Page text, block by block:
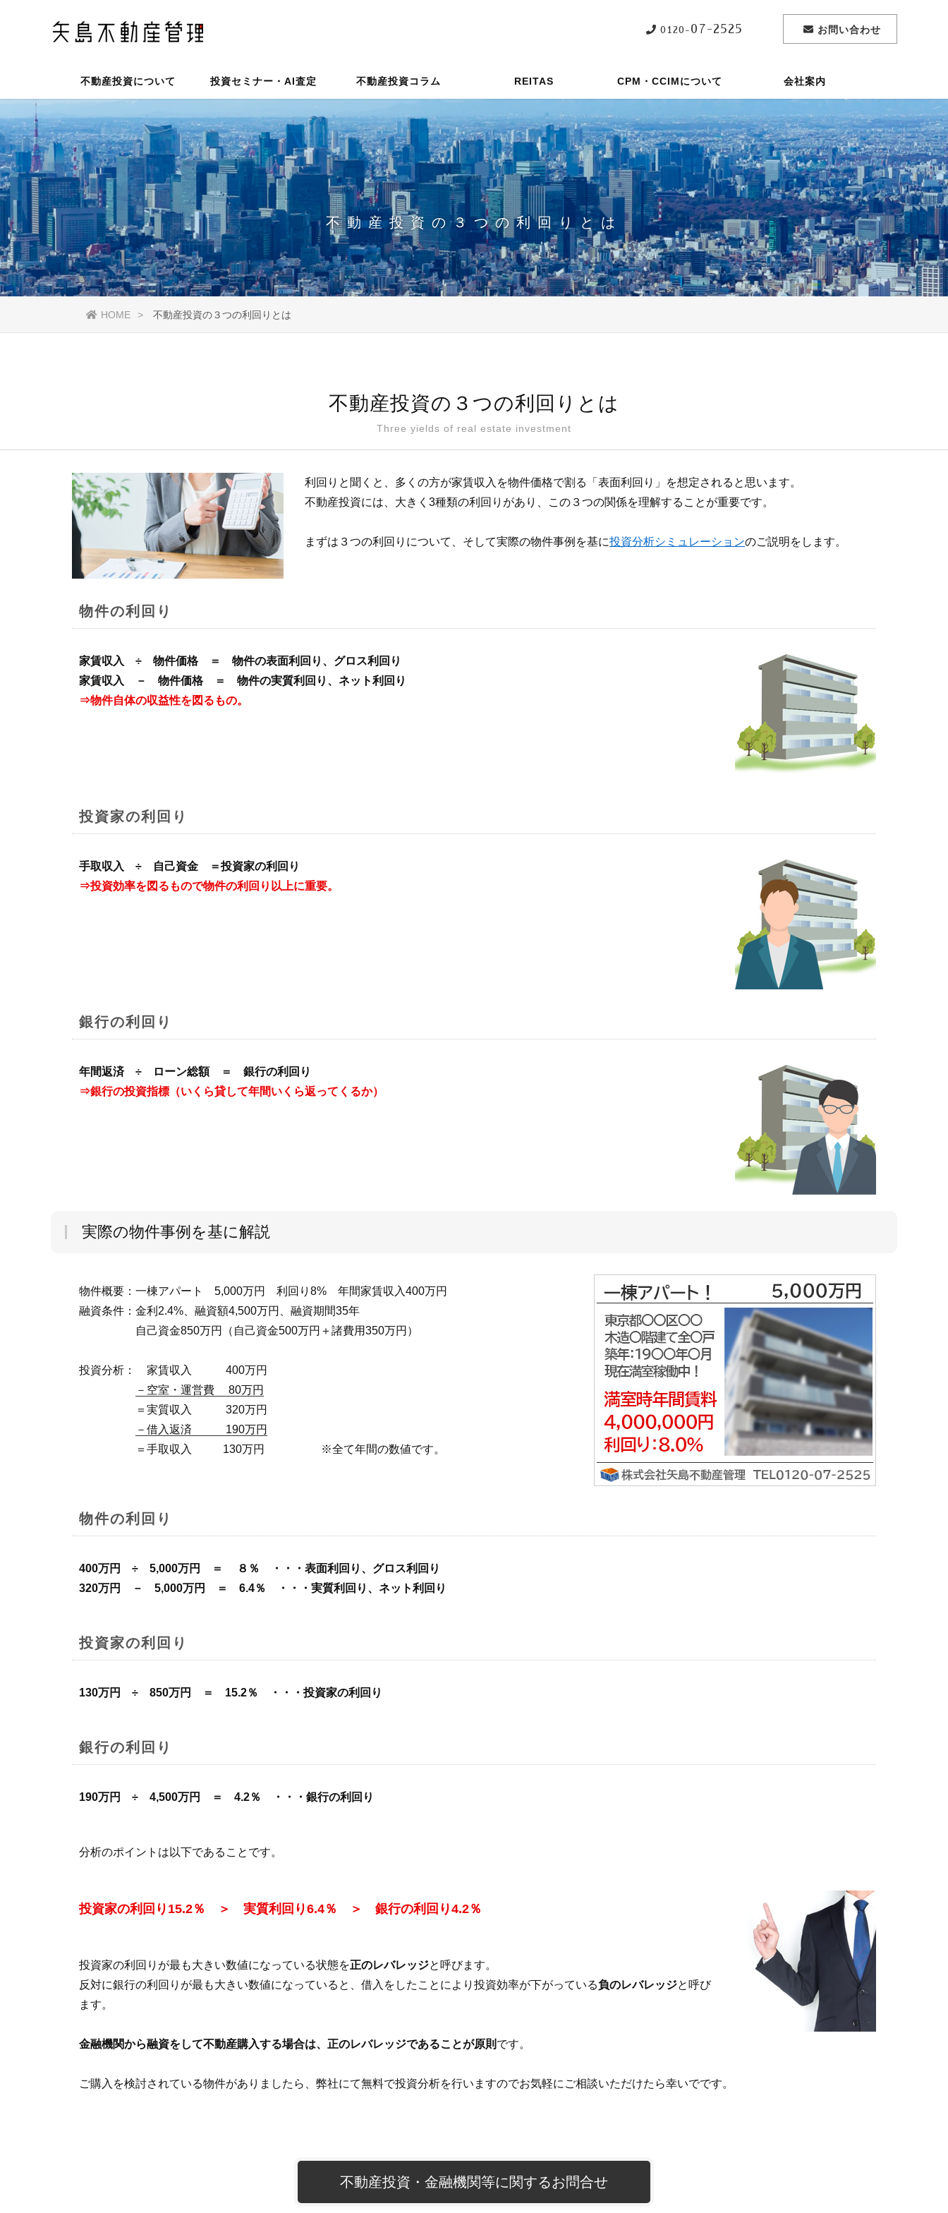
お問い合わせ
0120- 07-2525
不動産投資について 投資セミナー・AI査定 不動産投資コラム REITAS CPM・CCIMについて 会社案内
不動産投資の３つの利回りとは
HOME 不動産投資の３つの利回りとは
不動産投資の３つの利回りとは
Three yields of real estate investment
利回りと聞くと、多くの方が家賃収入を物件価格で割る「表面利回り」を想定されると思います。
不動産投資には、大きく3種類の利回りがあり、この３つの関係を理解することが重要です。
まずは３つの利回りについて、そして実際の物件事例を基に投資分析シミュレーションのご説明をします。
物件の利回り
家賃収入 ÷ 物件価格 ＝ 物件の表面利回り、グロス利回り
家賃収入 － 物件価格 ＝ 物件の実質利回り、ネット利回り
⇒物件自体の収益性を図るもの。
投資家の利回り
手取収入 ÷ 自己資金 ＝投資家の利回り
⇒投資効率を図るもので物件の利回り以上に重要。
銀行の利回り
年間返済 ÷ ローン総額 ＝ 銀行の利回り
⇒銀行の投資指標（いくら貸して年間いくら返ってくるか）
実際の物件事例を基に解説
物件概要：一棟アパート 5,000万円 利回り8% 年間家賃収入400万円
融資条件：金利2.4%、融資額4,500万円、融資期間35年
自己資金850万円（自己資金500万円＋諸費用350万円）
投資分析： 家賃収入 400万円
－空室・運営費 80万円
＝実質収入 320万円
－借入返済 190万円
＝手取収入 130万円 ※全て年間の数値です。
物件の利回り
400万円 ÷ 5,000万円 ＝ ８％ ・・・表面利回り、グロス利回り
320万円 － 5,000万円 ＝ 6.4％ ・・・実質利回り、ネット利回り
投資家の利回り
130万円 ÷ 850万円 ＝ 15.2％ ・・・投資家の利回り
銀行の利回り
190万円 ÷ 4,500万円 ＝ 4.2％ ・・・銀行の利回り
分析のポイントは以下であることです。
投資家の利回り15.2％ ＞ 実質利回り6.4％ ＞ 銀行の利回り4.2％
投資家の利回りが最も大きい数値になっている状態を正のレバレッジと呼びます。
反対に銀行の利回りが最も大きい数値になっていると、借入をしたことにより投資効率が下がっている負のレバレッジと呼び
ます。
金融機関から融資をして不動産購入する場合は、正のレバレッジであることが原則 です。
ご購入を検討されている物件がありましたら、弊社にて無料で投資分析を行いますのでお気軽にご相談いただけたら幸いでです。
不動産投資・金融機関等に関するお問合せ